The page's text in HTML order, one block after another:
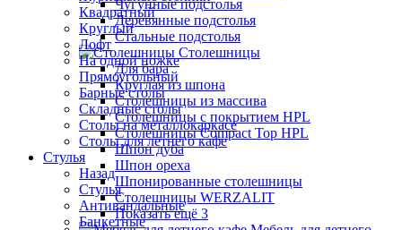
Чугунные подстолья
Деревянные подстолья
Стальные подстолья
Столешницы
Для бара
Круглая из шпона
Столешницы из массива
Столешницы с покрытием HPL
Столешницы Сompact Top HPL
Шпон дуба
Шпон ореха
Шпонированные столешницы
Столешницы WERZALIT
Показать ещё 3
Квадратный
Круглый
Лофт
На одной ножке
Прямоугольный
Барные столы
Складные столы
Столы на металлокаркасе
Столы для летнего кафе
Стулья
Назад
Стулья
Антивандальные
Банкетные